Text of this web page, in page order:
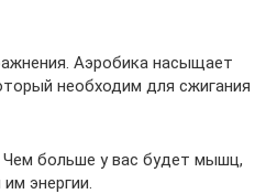
Аэробика насыщает
необходим для сжигания
больше у вас будет мышц,
энергии.